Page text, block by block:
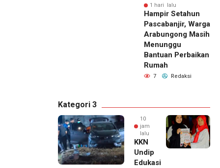
1 hari lalu
Hampir Setahun
Pascabanjir, Warga
Arabungong Masih
Menunggu
Bantuan Perbaikan
Rumah
7 Redaksi
Kategori 3
10
jam
lalu
KKN
Undip
Edukasi